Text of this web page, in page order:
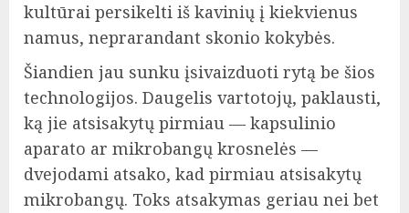
kultūrai persikelti iš kavinių į kiekvienus
namus, neprarandant skonio kokybės.
Šiandien jau sunku įsivaizduoti rytą be šios
technologijos. Daugelis vartotojų, paklausti,
ką jie atsisakytų pirmiau — kapsulinio
aparato ar mikrobangų krosnelės —
dvejodami atsako, kad pirmiau atsisakytų
mikrobangų. Toks atsakymas geriau nei bet